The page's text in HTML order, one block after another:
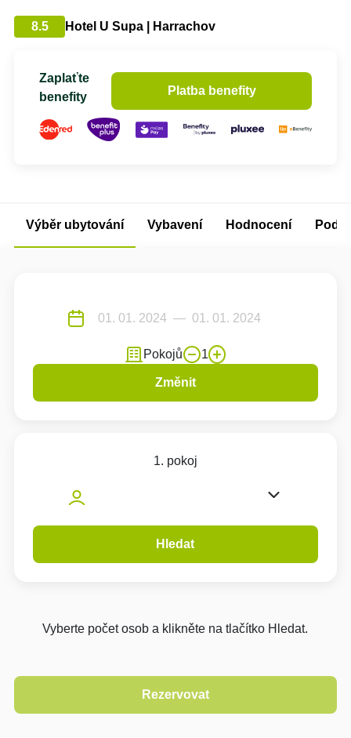
8.5 Hotel U Supa | Harrachov
Zaplaťte
benefity
Platba benefity
Výběr ubytování Vybavení Hodnocení
Pokojů 1
Změnit
1. pokoj
Hledat
Vyberte počet osob a klikněte na tlačítko Hledat.